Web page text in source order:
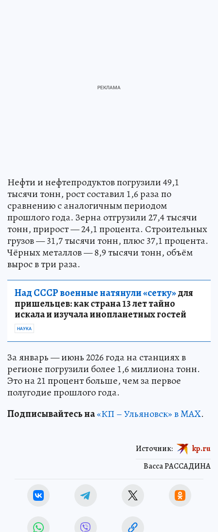
Нефти и нефтепродуктов погрузили 49,1
тысячи тонн, рост составил 1,6 раза по
сравнению с аналогичным периодом
прошлого года. Зерна отгрузили 27,4 тысячи
тонн, прирост — 24,1 процента. Строительных
грузов — 31,7 тысячи тонн, плюс 37,1 процента.
Чёрных металлов — 8,9 тысячи тонн, объём
вырос в три раза.
Над СССР военные натянули «сетку»для
пришельцев: как страна 13 лет тайно
искала и изучала инопланетных гостей
НАУКА
За январь — июнь 2026 года на станциях в
регионе погрузили более 1,6 миллиона тонн.
Это на 21 процент больше, чем за первое
полугодие прошлого года.
Подписывайтесь на«КП – Ульяновск» в MAX.
Васса РАССАДИНА
Источник: kp.ru